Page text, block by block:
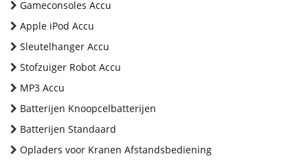
Gameconsoles Accu
Apple iPod Accu
Sleutelhanger Accu
Stofzuiger Robot Accu
MP3 Accu
Batterijen Knoopcelbatterijen
Batterijen Standaard
Opladers voor Kranen Afstandsbediening